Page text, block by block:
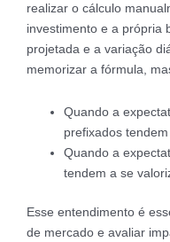
realizar o cálculo
investimento e a própria
projetada e a variação
memorizar a fórmula,
Quando a
prefixados
Quando a
tendem a se
Esse entendimento é
de mercado e avaliar